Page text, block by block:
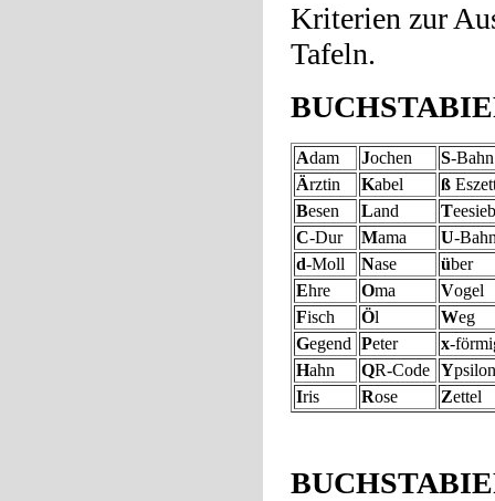
Kriterien zur
Tafeln.
Adam Jochen S-Bahn
Ärztin Kabel ß
Besen Land Teesieb
C-Dur Mama U-
d-Moll Nase über
Ehre Oma Vogel
Fisch Öl Weg
Gegend Peter x-
Hahn QR-Code Ypsilon
Iris Rose Zettel